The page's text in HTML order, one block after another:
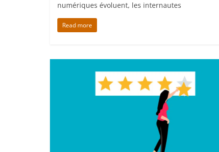
numériques évoluent, les internautes
Read more